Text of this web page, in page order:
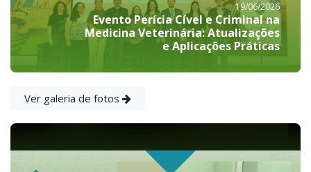
19/06/2026
Evento Perícia Cível e Criminal na
Medicina Veterinária: Atualizações
e Aplicações Práticas
Ver galeria de fotos